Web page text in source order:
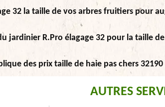
32 la taille de vos arbres fruitiers pour
jardinier R.Pro élagage 32 pour la taille
des prix taille de haie pas chers 32190
AUTRES